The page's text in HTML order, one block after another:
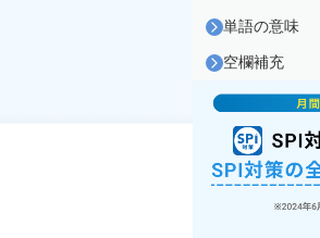
単語の意味
空欄補充